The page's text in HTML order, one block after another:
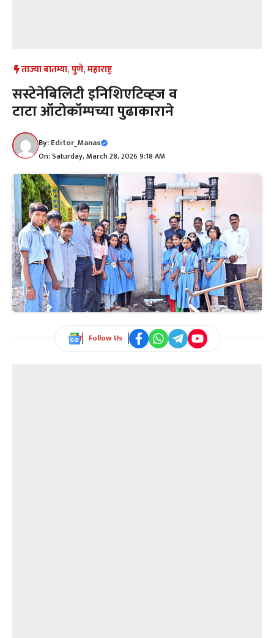
ताज्या बातम्या,पुणे,महाराष्ट्र
सस्टेनेबिलिटी इनिशिएटिव्ह्ज व
टाटा ऑटोकॉम्पच्या पुढाकाराने
By:Editor_Manas
On: Saturday, March 28, 2026 9:18 AM
Follow Us